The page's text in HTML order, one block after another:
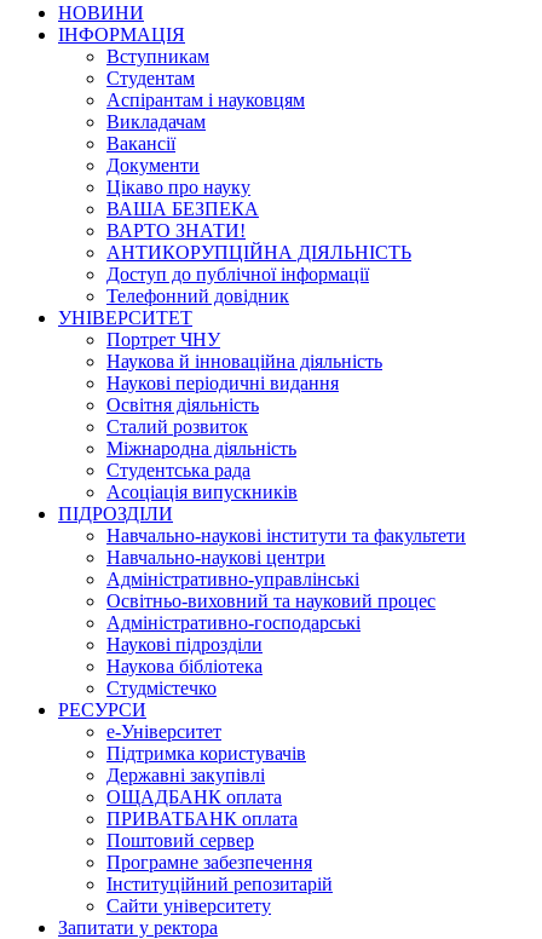
НОВИНИ
ІНФОРМАЦІЯ
Вступникам
Студентам
Аспірантам і науковцям
Викладачам
Вакансії
Документи
Цікаво про науку
ВАША БЕЗПЕКА
ВАРТО ЗНАТИ!
АНТИКОРУПЦІЙНА ДІЯЛЬНІСТЬ
Доступ до публічної інформації
Телефонний довідник
УНІВЕРСИТЕТ
Портрет ЧНУ
Наукова й інноваційна діяльність
Наукові періодичні видання
Освітня діяльність
Сталий розвиток
Міжнародна діяльність
Студентська рада
Асоціація випускників
ПІДРОЗДІЛИ
Навчально-наукові інститути та факультети
Навчально-наукові центри
Адміністративно-управлінські
Освітньо-виховний та науковий процес
Адміністративно-господарські
Наукові підрозділи
Наукова бібліотека
Студмістечко
РЕСУРСИ
е-Університет
Підтримка користувачів
Державні закупівлі
ОЩАДБАНК оплата
ПРИВАТБАНК оплата
Поштовий сервер
Програмне забезпечення
Інституційний репозитарій
Сайти університету
Запитати у ректора